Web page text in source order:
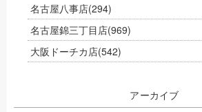
名古屋八事店(294)
名古屋錦三丁目店(969)
大阪ドーチカ店(542)
アーカイブ